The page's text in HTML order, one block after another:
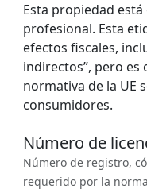
Esta propiedad
profesional. Esta
efectos fiscales,
indirectos”, pero
normativa de la UE
consumidores.
Número de
Número de registro,
requerido por la